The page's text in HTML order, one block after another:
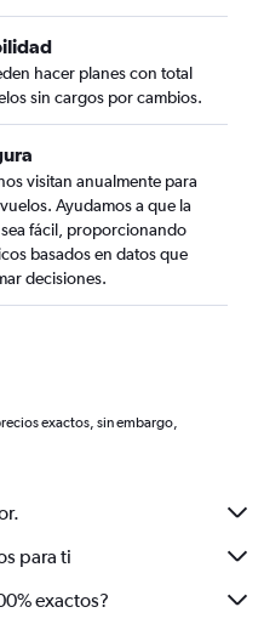
hacer planes con total
sin cargos por cambios.
visitan anualmente para
Ayudamos a que la
fácil, proporcionando
basados en datos que
decisiones.
exactos, sin embargo,
para ti
exactos?